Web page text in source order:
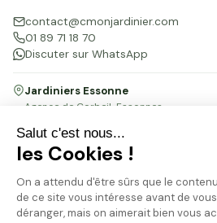
Salut c'est nous...
les Cookies !
On a attendu d'être sûrs que le contenu
de ce site vous intéresse avant de vous
déranger, mais on aimerait bien vous
contact@cmonjardinier.com
01 89 71 18 70
Discuter sur WhatsApp
Jardiniers Essonne
Agence de Corbeil-Essonnes
16 bis rue du Docteur Vignes, 91100
CGU
FAQPresseRSE Plan du site
© 2026 CMONJARDINIER · 1 passage du
CMONJARDINIER est enregistrée sous l'identifiant